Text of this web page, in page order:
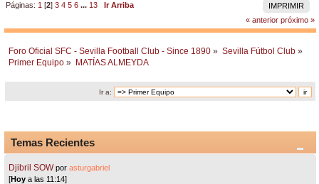
IMPRIMIR
Páginas: 1 [2]3 4 5 6 ... 13
Ir Arriba
« anterior próximo »
Foro Oficial SFC - Sevilla Football Club - Since 1890 » Sevilla Fútbol Club »
Primer Equipo » MATÍAS ALMEYDA
Ir a:
Temas Recientes
Djibril SOW porasturgabriel
[Hoy a las 11:14]